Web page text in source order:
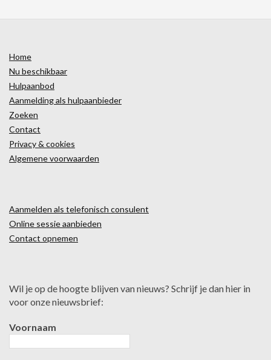
Home
Nu beschikbaar
Hulpaanbod
Aanmelding als hulpaanbieder
Zoeken
Contact
Privacy & cookies
Algemene voorwaarden
Aanmelden als telefonisch consulent
Online sessie aanbieden
Contact opnemen
Wil je op de hoogte blijven van nieuws? Schrijf je dan hier in
voor onze nieuwsbrief:
Voornaam